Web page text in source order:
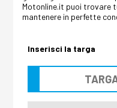
Motonline.it puoi trovare
mantenere in perfette
Inserisci la targa